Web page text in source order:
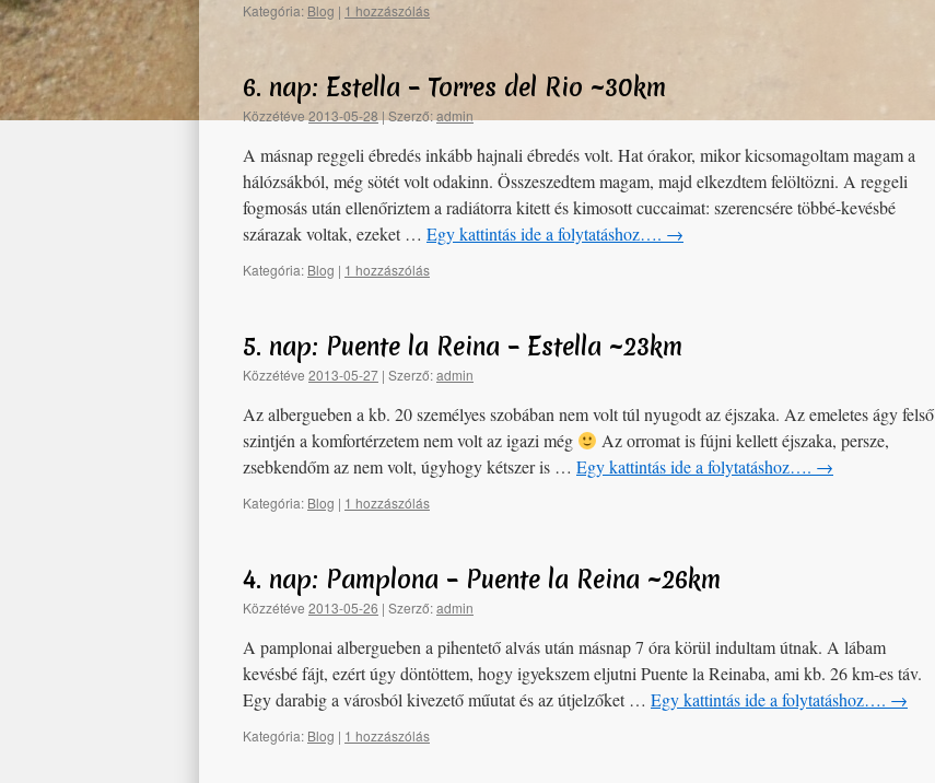
Kategória: Blog | 1 hozzászólás
6. nap: Estella – Torres del Rio ~30km
Közzétéve 2013-05-28 | Szerző:admin
A másnap reggeli ébredés inkább hajnali ébredés volt. Hat órakor, mikor kicsomagoltam magam a
hálózsákból, még sötét volt odakinn. Összeszedtem magam, majd elkezdtem felöltözni. A reggeli
fogmosás után ellenőriztem a radiátorra kitett és kimosott cuccaimat: szerencsére többé-kevésbé
szárazak voltak, ezeket … Egy kattintás ide a folytatáshoz…. →
Kategória: Blog | 1 hozzászólás
5. nap: Puente la Reina – Estella ~23km
Közzétéve 2013-05-27 | Szerző:admin
Az albergueben a kb. 20 személyes szobában nem volt túl nyugodt az éjszaka. Az emeletes ágy felső
szintjén a komfortérzetem nem volt az igazi még
Az orromat is fújni kellett éjszaka, persze,
zsebkendőm az nem volt, úgyhogy kétszer is … Egy kattintás ide a folytatáshoz…. →
Kategória: Blog | 1 hozzászólás
4. nap: Pamplona – Puente la Reina ~26km
Közzétéve 2013-05-26 | Szerző:admin
A pamplonai albergueben a pihentető alvás után másnap 7 óra körül indultam útnak. A lábam
kevésbé fájt, ezért úgy döntöttem, hogy igyekszem eljutni Puente la Reinaba, ami kb. 26 km-es táv.
Egy darabig a városból kivezető műutat és az útjelzőket … Egy kattintás ide a folytatáshoz…. →
Kategória: Blog | 1 hozzászólás